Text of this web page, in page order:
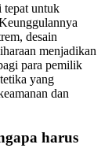
tepat untuk
desain
menjadikan
para pemilik
yang
dan
harus